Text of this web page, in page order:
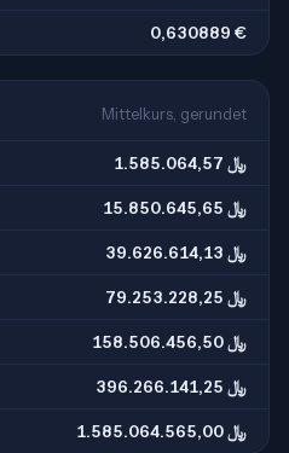
0,630889 €
Mittelkurs, gerundet
1.585.064,57 ﷼
15.850.645,65 ﷼
39.626.614,13 ﷼
79.253.228,25 ﷼
158.506.456,50 ﷼
396.266.141,25 ﷼
1.585.064.565,00 ﷼